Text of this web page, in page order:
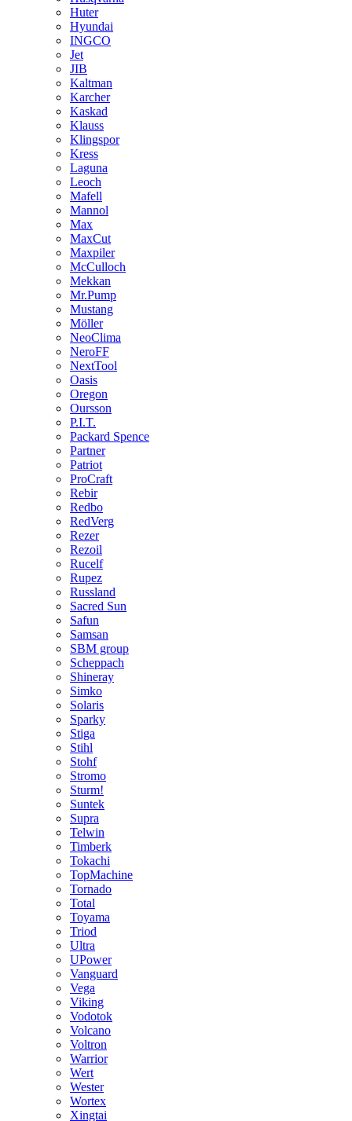
Huter
Hyundai
INGCO
Jet
JIB
Kaltman
Karcher
Kaskad
Klauss
Klingspor
Kress
Laguna
Leoch
Mafell
Mannol
Max
MaxCut
Maxpiler
McCulloch
Mekkan
Mr.Pump
Mustang
Möller
NeoClima
NeroFF
NextTool
Oasis
Oregon
Oursson
P.I.T.
Packard Spence
Partner
Patriot
ProCraft
Rebir
Redbo
RedVerg
Rezer
Rezoil
Rucelf
Rupez
Russland
Sacred Sun
Safun
Samsan
SBM group
Scheppach
Shineray
Simko
Solaris
Sparky
Stiga
Stihl
Stohf
Stromo
Sturm!
Suntek
Supra
Telwin
Timberk
Tokachi
TopMachine
Tornado
Total
Toyama
Triod
Ultra
UPower
Vanguard
Vega
Viking
Vodotok
Volcano
Voltron
Warrior
Wert
Wester
Wortex
Xingtai